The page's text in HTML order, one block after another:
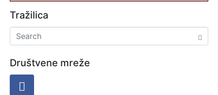
Tražilica
Društvene mreže